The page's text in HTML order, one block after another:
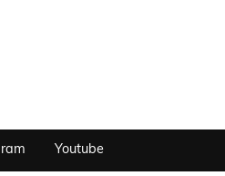
Youtube